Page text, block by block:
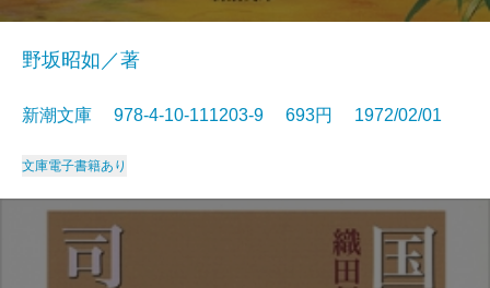
野坂昭如／著
新潮文庫 978-4-10-111203-9 693円 1972/02/01
文庫電子書籍あり